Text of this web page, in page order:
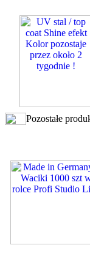
Pozostałe